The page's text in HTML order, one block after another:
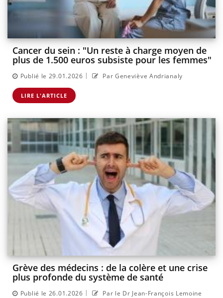
Cancer du sein : "Un reste à charge moyen de
plus de 1.500 euros subsiste pour les femmes"
Publié le 29.01.2026 | Par Geneviève Andrianaly
LIRE L'ARTICLE
Grève des médecins : de la colère et une crise
plus profonde du système de santé
Publié le 26.01.2026 | Par le Dr Jean-François Lemoine